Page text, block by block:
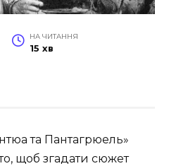
НА ЧИТАННЯ
15 хв
та Пантагрюель»
щоб згадати сюжет